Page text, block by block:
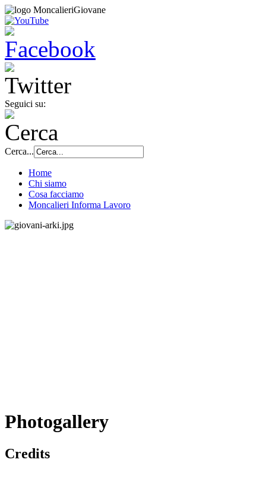
Seguici su:
Cerca...
Home
Chi siamo
Cosa facciamo
Moncalieri Informa Lavoro
Photogallery
Credits